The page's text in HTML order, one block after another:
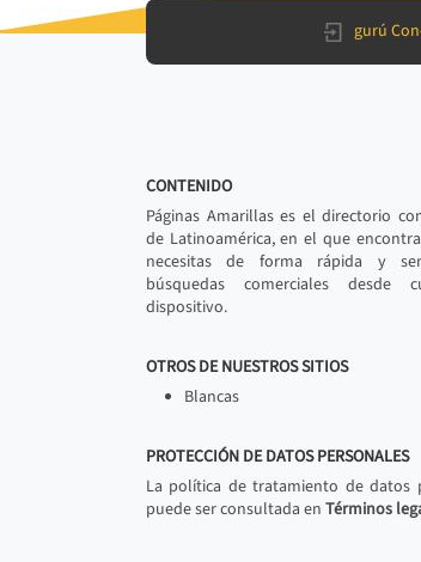
gurú
CONTENIDO
Páginas Amarillas es el directorio
de Latinoamérica, en el que
necesitas de forma rápida y
búsquedas comerciales desde
dispositivo.
OTROS DE NUESTROS SITIOS
Blancas
PROTECCIÓN DE DATOS PERSONALES
La política de tratamiento de datos
puede ser consultada en Términos